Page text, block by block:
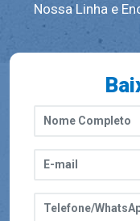
Nossa Linha e